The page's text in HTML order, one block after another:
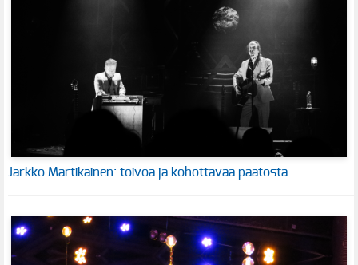
Jarkko Martikainen: toivoa ja kohottavaa paatosta